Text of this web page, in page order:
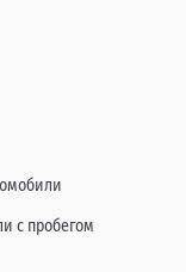
с пробегом